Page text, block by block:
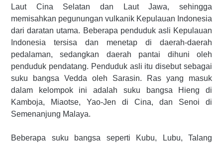
Laut Cina Selatan dan Laut Jawa, sehingga
memisahkan pegunungan vulkanik Kepulauan Indonesia
dari daratan utama. Beberapa penduduk asli Kepulauan
Indonesia tersisa dan menetap di daerah-daerah
pedalaman, sedangkan daerah pantai dihuni oleh
penduduk pendatang. Penduduk asli itu disebut sebagai
suku bangsa Vedda oleh Sarasin. Ras yang masuk
dalam kelompok ini adalah suku bangsa Hieng di
Kamboja, Miaotse, Yao-Jen di Cina, dan Senoi di
Semenanjung Malaya.
Beberapa suku bangsa seperti Kubu, Lubu, Talang